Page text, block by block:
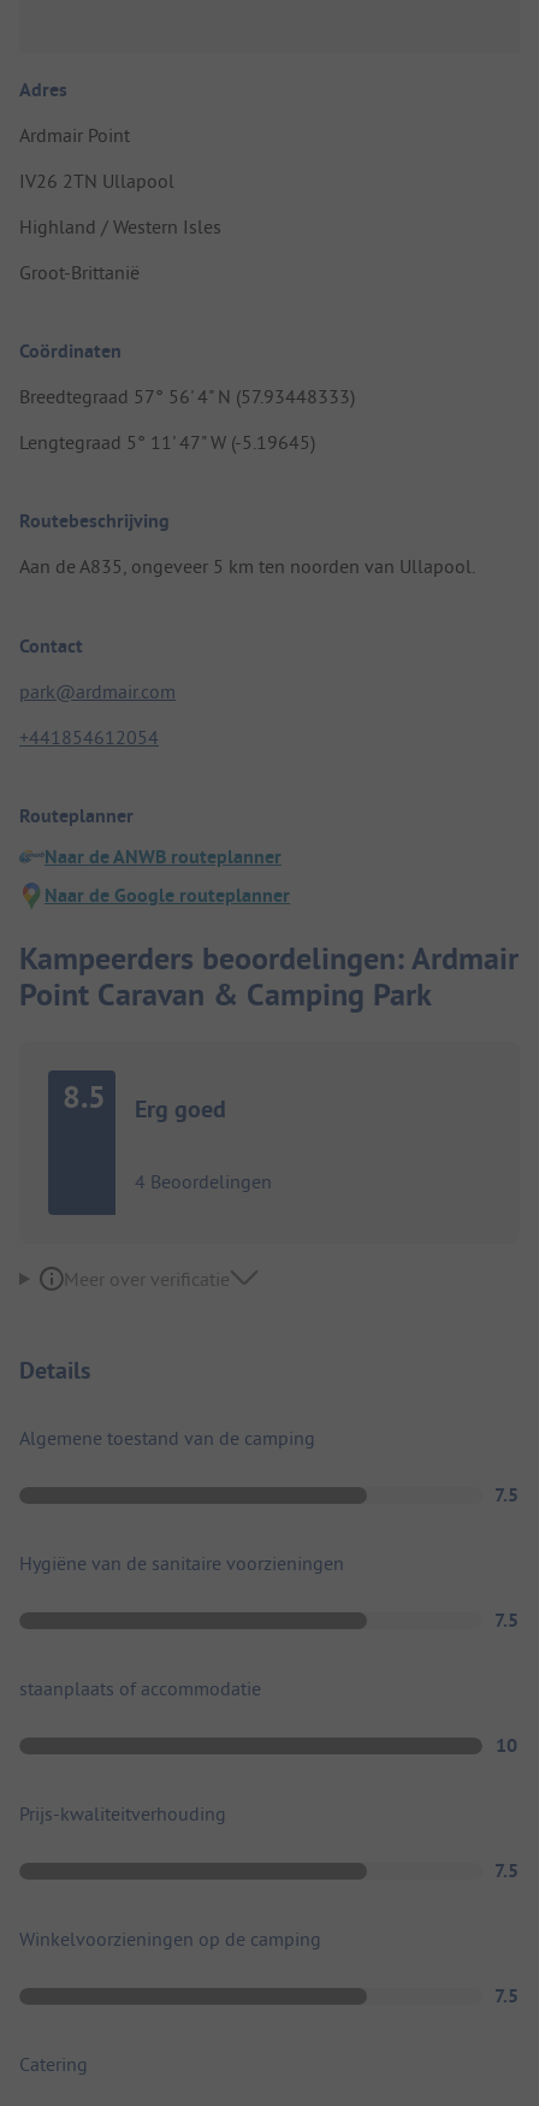
Adres
Ardmair Point
IV26 2TN Ullapool
Highland / Western Isles
Groot-Brittanië
Coördinaten
Breedtegraad 57° 56' 4" N (57.93448333)
Lengtegraad 5° 11' 47" W (-5.19645)
Routebeschrijving
Aan de A835, ongeveer 5 km ten noorden van Ullapool.
Contact
park@ardmair.com
+441854612054
Routeplanner
Naar de ANWB routeplanner
Naar de Google routeplanner
Kampeerders beoordelingen: Ardmair
Point Caravan & Camping Park
8.5 Erg goed
4 Beoordelingen
Meer over verificatie
Details
Algemene toestand van de camping
7.5
Hygiëne van de sanitaire voorzieningen
7.5
staanplaats of accommodatie
10
Prijs-kwaliteitverhouding
7.5
Winkelvoorzieningen op de camping
7.5
Catering